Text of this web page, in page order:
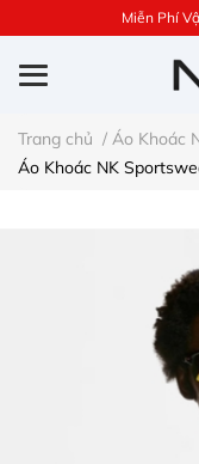
Miễn Phí
Trang chủ / Áo Khoác
Áo Khoác NK